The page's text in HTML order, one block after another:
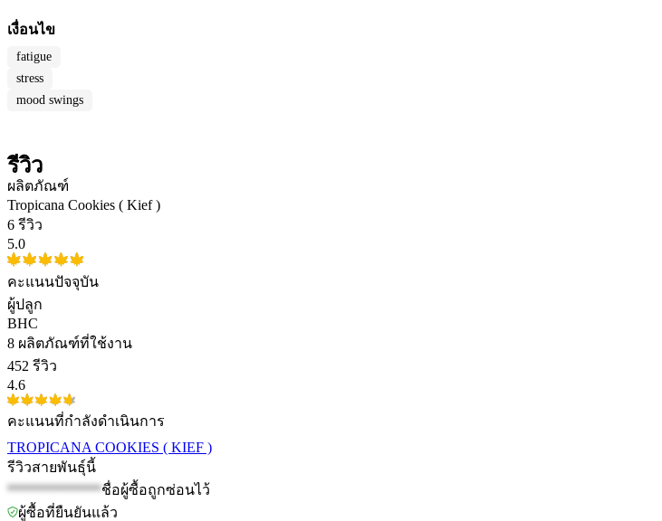
เงื่อนไข
fatigue
stress
mood swings
รีวิว
ผลิตภัณฑ์
Tropicana Cookies ( Kief )
6 รีวิว
5.0
คะแนนปัจจุบัน
ผู้ปลูก
BHC
8 ผลิตภัณฑ์ที่ใช้งาน
452 รีวิว
4.6
คะแนนที่กำลังดำเนินการ
TROPICANA COOKIES ( KIEF )
รีวิวสายพันธุ์นี้
*************ชื่อผู้ซื้อถูกซ่อนไว้
ผู้ซื้อที่ยืนยันแล้ว